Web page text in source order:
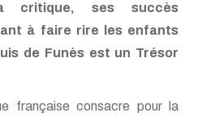
critique, ses succès
à faire rire les enfants
de Funès est un Trésor
française consacre pour la